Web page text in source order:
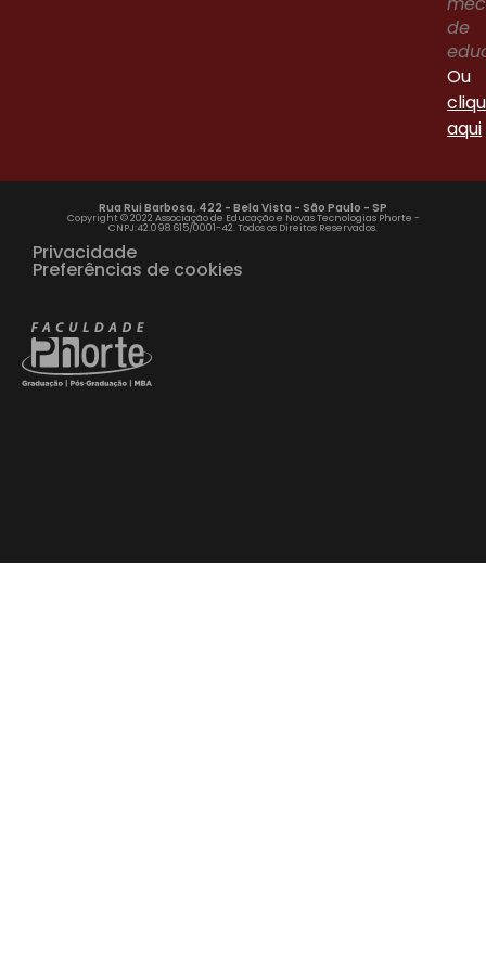
de
Ou
aqui
Rua Rui Barbosa, 422 - Bela Vista - São Paulo - SP
Copyright © 2022 Associação de Educação e Novas Tecnologias Phorte -
CNPJ:42.098.615/0001-42. Todos os Direitos Reservados.
Privacidade
Preferências de cookies